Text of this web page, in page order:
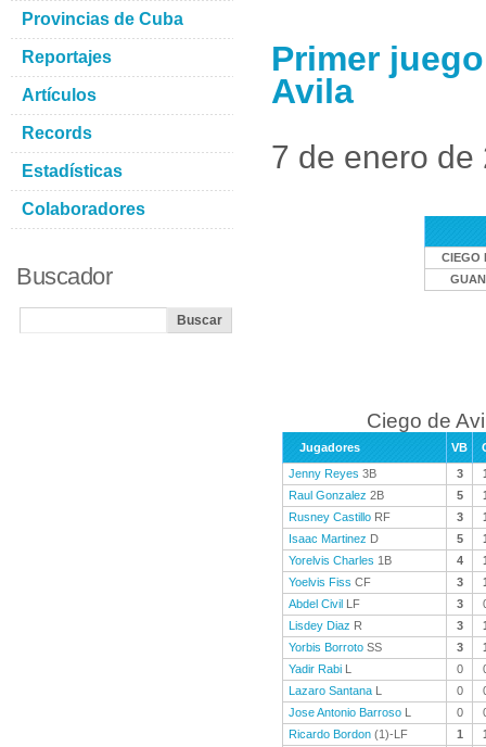
Primer
Avila
7 de enero de
CIEGO
Ciego de
Jugadores VB
Jenny Reyes 3B 3
Raul Gonzalez 2B 5
Rusney Castillo RF 3
Isaac Martinez D 5
Yorelvis Charles 1B 4
Yoelvis Fiss CF 3
Abdel Civil LF 3
Lisdey Diaz R 3
Yorbis Borroto SS 3
Yadir Rabi L 0
Lazaro Santana L 0
Jose Antonio Barroso L 0
Ricardo Bordon (1)-LF 1
Provincias de Cuba
Reportajes
Artículos
Records
Estadísticas
Colaboradores
Buscador